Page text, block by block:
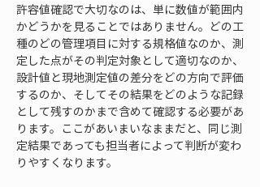
許容値確認で大切なのは、単に数値が範囲内
かどうかを見ることではありません。どの工
種のどの管理項目に対する規格値なのか、測
定した点がその判定対象として適切なのか、
設計値と現地測定値の差分をどの方向で評価
するのか、そしてその結果をどのような記録
として残すのかまで含めて確認する必要があ
ります。ここがあいまいなままだと、同じ測
定結果であっても担当者によって判断が変わ
りやすくなります。